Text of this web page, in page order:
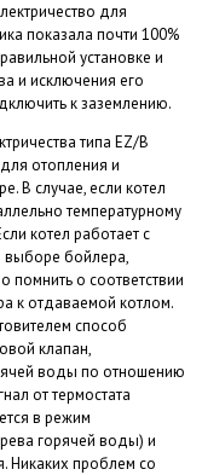
для
показала почти 100%
установке и
и исключения его
к заземлению.
типа EZ/В
отопления и
В случае, если котел
температурному
котел работает с
выборе бойлера,
помнить о соответствии
к отдаваемой котлом.
способ
клапан,
воды по отношению
от термостата
в режим
горячей воды) и
Никаких проблем со